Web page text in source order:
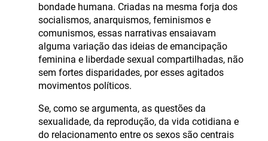
bondade humana. Criadas na mesma forja dos
socialismos, anarquismos, feminismos e
comunismos, essas narrativas ensaiavam
alguma variação das ideias de emancipação
feminina e liberdade sexual compartilhadas, não
sem fortes disparidades, por esses agitados
movimentos políticos.
Se, como se argumenta, as questões da
sexualidade, da reprodução, da vida cotidiana e
do relacionamento entre os sexos são centrais